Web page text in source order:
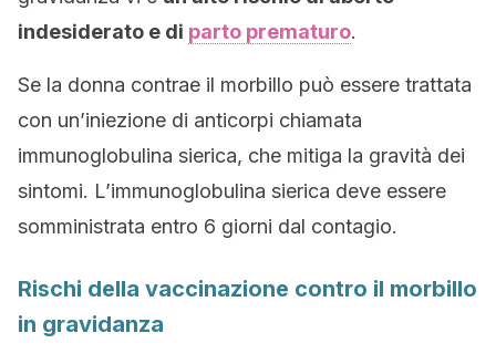
indesiderato e di parto prematuro.
Se la donna contrae il morbillo può essere trattata
con un’iniezione di anticorpi chiamata
immunoglobulina sierica, che mitiga la gravità dei
sintomi. L’immunoglobulina sierica deve essere
somministrata entro 6 giorni dal contagio.
Rischi della vaccinazione contro il morbillo
in gravidanza